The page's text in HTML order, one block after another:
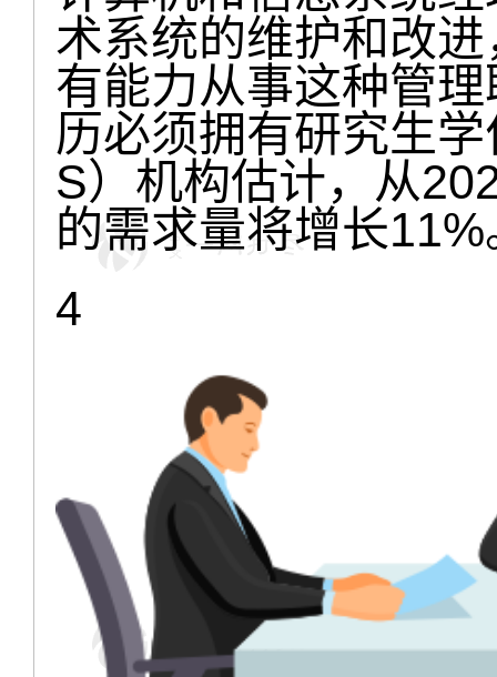
术系统的维护和改
有能力从事这种管
历必须拥有研究生
S）机构估计，从
的需求量将增长11%
4